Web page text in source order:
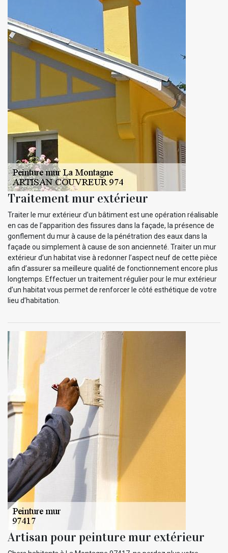
Traitement mur extérieur
Traiter le mur extérieur d’un bâtiment est une opération réalisable
en cas de l’apparition des fissures dans la façade, la présence de
gonflement du mur à cause de la pénétration des eaux dans la
façade ou simplement à cause de son ancienneté. Traiter un mur
extérieur d’un habitat vise à redonner l’aspect neuf de cette pièce
afin d’assurer sa meilleure qualité de fonctionnement encore plus
longtemps. Effectuer un traitement régulier pour le mur extérieur
d’un habitat vous permet de renforcer le côté esthétique de votre
lieu d’habitation.
Artisan pour peinture mur extérieur